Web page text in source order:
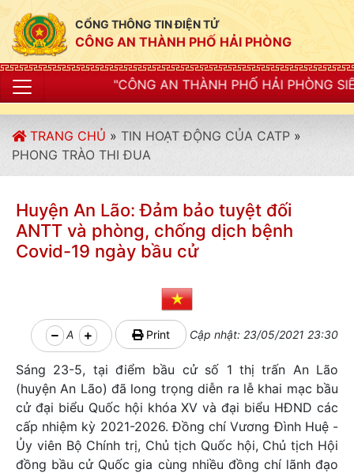
CỔNG THÔNG TIN ĐIỆN TỬ
CÔNG AN THÀNH PHỐ HẢI PHÒNG
"CÔNG AN THÀNH PHỐ HẢI PHÒNG SIẾT CHẶT KỶ
TRANG CHỦ » TIN HOẠT ĐỘNG CỦA CATP »
PHONG TRÀO THI ĐUA
Huyện An Lão: Đảm bảo tuyệt đối
ANTT và phòng, chống dịch bệnh
Covid-19 ngày bầu cử
A Print Cập nhật: 23/05/2021 23:30
Sáng 23-5, tại điểm bầu cử số 1 thị trấn An Lão
(huyện An Lão) đã long trọng diễn ra lễ khai mạc bầu
cử đại biểu Quốc hội khóa XV và đại biểu HĐND các
cấp nhiệm kỳ 2021-2026. Đồng chí Vương Đình Huệ -
Ủy viên Bộ Chính trị, Chủ tịch Quốc hội, Chủ tịch Hội
đồng bầu cử Quốc gia cùng nhiều đồng chí lãnh đạo